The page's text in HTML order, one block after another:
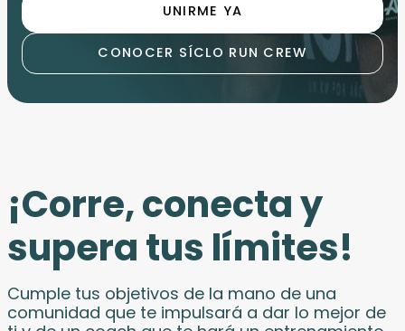
UNIRME YA
CONOCER SÍCLO RUN CREW
¡Corre, conecta y
supera tus límites!
Cumple tus objetivos de la mano de una
comunidad que te impulsará a dar lo mejor de